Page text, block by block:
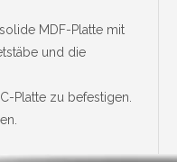
MDF-Platte mit
und die
Platte zu befestigen.